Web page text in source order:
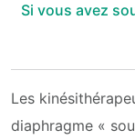
Si vous avez
Les
diaphragme «